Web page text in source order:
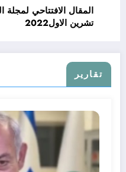
المقال الافتتاحي لمجلة
تشرين الاول2022
تقارير